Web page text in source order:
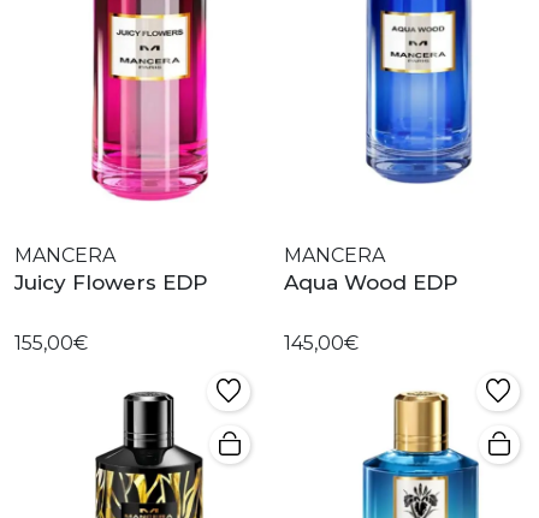
MANCERA
Juicy Flowers EDP
155,00€
MANCERA
Aqua Wood EDP
145,00€